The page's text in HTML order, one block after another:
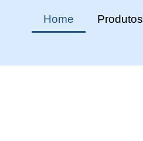
Home Produtos